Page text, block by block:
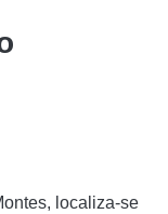
localiza-se